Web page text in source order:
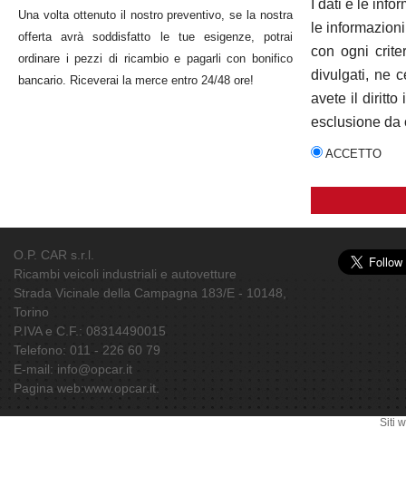
Una volta ottenuto il nostro preventivo, se la nostra
offerta avrà soddisfatto le tue esigenze, potrai
ordinare i pezzi di ricambio e pagarli con bonifico
bancario. Riceverai la merce entro 24/48 ore!
I dati e le
le
con ogni
divulgati, ne
avete il diritto
esclusione da
ACCETTO
O.P. CAR s.r.l.
Ricambi veicoli industriali e autovetture
Strada Vicinale della Campagna 183/E - 10148
Torino
P.IVA e C.F.: 08314490015
Telefono: 011 - 226 60 79
E-mail: info@opcar.it
Pagina web:www.opcar.it
Siti